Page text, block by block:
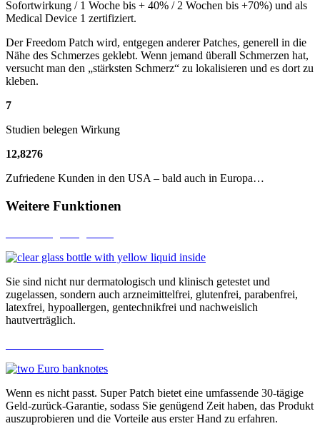
Sofortwirkung / 1 Woche bis + 40% / 2 Wochen bis +70%) und als
Medical Device 1 zertifiziert.
Der Freedom Patch wird, entgegen anderer Patches, generell in die
Nähe des Schmerzes geklebt. Wenn jemand überall Schmerzen hat,
versucht man den „stärksten Schmerz“ zu lokalisieren und es dort zu
kleben.
7
Studien belegen Wirkung
12,8276
Zufriedene Kunden in den USA – bald auch in Europa…
Weitere Funktionen
Sie sind nicht nur dermatologisch und klinisch getestet und
zugelassen, sondern auch arzneimittelfrei, glutenfrei, parabenfrei,
latexfrei, hypoallergen, gentechnikfrei und nachweislich
hautverträglich.
Wenn es nicht passt. Super Patch bietet eine umfassende 30-tägige
Geld-zurück-Garantie, sodass Sie genügend Zeit haben, das Produkt
auszuprobieren und die Vorteile aus erster Hand zu erfahren.